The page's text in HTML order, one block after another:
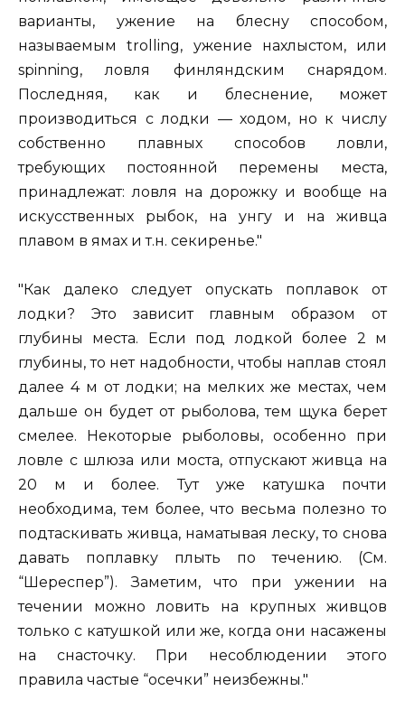
варианты, ужение на блесну способом,
называемым trolling, ужение нахлыстом, или
spinning, ловля финляндским снарядом.
Последняя, как и блеснение, может
производиться с лодки — ходом, но к числу
собственно плавных способов ловли,
требующих постоянной перемены места,
принадлежат: ловля на дорожку и вообще на
искусственных рыбок, на унгу и на живца
плавом в ямах и т.н. секиренье."
"Как далеко следует опускать поплавок от
лодки? Это зависит главным образом от
глубины места. Если под лодкой более 2 м
глубины, то нет надобности, чтобы наплав стоял
далее 4 м от лодки; на мелких же местах, чем
дальше он будет от рыболова, тем щука берет
смелее. Некоторые рыболовы, особенно при
ловле с шлюза или моста, отпускают живца на
20 м и более. Тут уже катушка почти
необходима, тем более, что весьма полезно то
подтаскивать живца, наматывая леску, то снова
давать поплавку плыть по течению. (См.
“Шереспер”). Заметим, что при ужении на
течении можно ловить на крупных живцов
только с катушкой или же, когда они насажены
на снасточку. При несоблюдении этого
правила частые “осечки” неизбежны."